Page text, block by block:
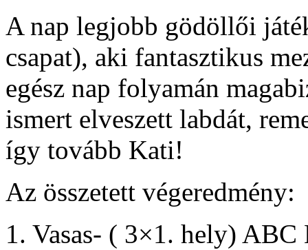
A nap legjobb gödöllői
csapat), aki fantasztikus
egész nap folyamán
ismert elveszett labdát,
így tovább Kati!
Az összetett végeredmény:
1. Vasas- ( 3×1. hely) ABC